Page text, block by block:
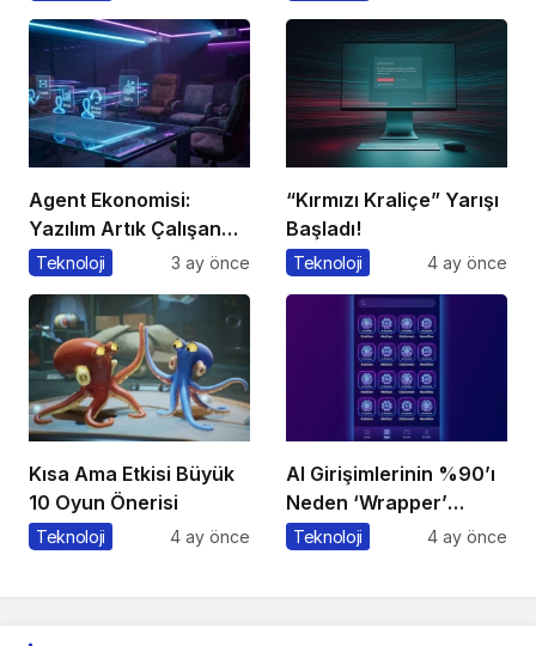
Agent Ekonomisi:
Yazılım Artık Çalışan
Gibi ‘Görev’ Alıyor
Teknoloji 3 ay önce
“Kırmızı Kraliçe” Yarışı
Başladı!
Teknoloji 4 ay önce
Kısa Ama Etkisi Büyük
10 Oyun Önerisi
Teknoloji 4 ay önce
AI Girişimlerinin %90’ı
Neden ‘Wrapper’
Kalıyor?
Teknoloji 4 ay önce